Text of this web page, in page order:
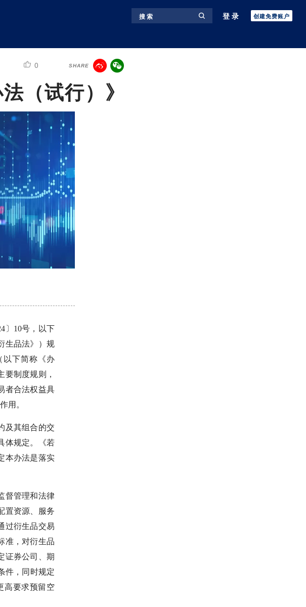
搜 索 登录 创建免费账户
0 SHARE
（试行）》
〕10号，以下
生品法》）规
以下简称《办
制度规则，
者合法权益具
用。
及其组合的交
体规定。《若
本办法是落实
督管理和法律
置资源、服务
过衍生品交易
准，对衍生品
证券公司、期
件，同时规定
高要求预留空